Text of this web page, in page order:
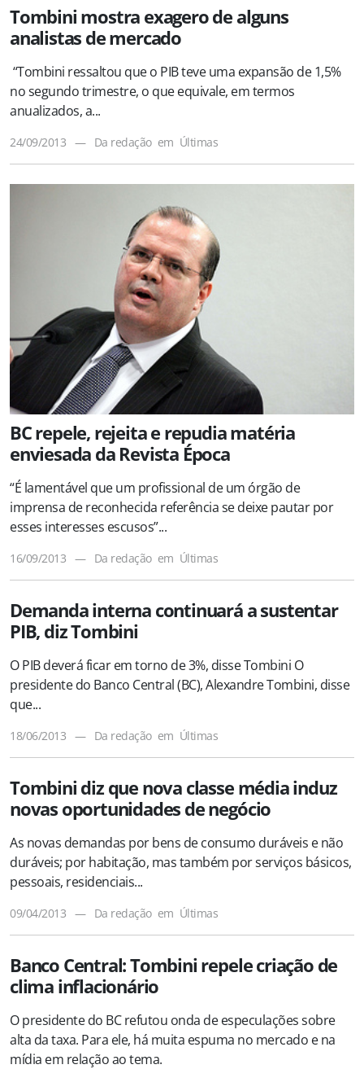
Tombini mostra exagero de alguns
analistas de mercado
“Tombini ressaltou que o PIB teve uma expansão de 1,5%
no segundo trimestre, o que equivale, em termos
anualizados, a...
24/09/2013 — Da redação em Últimas
BC repele, rejeita e repudia matéria
enviesada da Revista Época
“É lamentável que um profissional de um órgão de
imprensa de reconhecida referência se deixe pautar por
esses interesses escusos”...
16/09/2013 — Da redação em Últimas
Demanda interna continuará a sustentar
PIB, diz Tombini
O PIB deverá ficar em torno de 3%, disse Tombini O
presidente do Banco Central (BC), Alexandre Tombini, disse
que...
18/06/2013 — Da redação em Últimas
Tombini diz que nova classe média induz
novas oportunidades de negócio
As novas demandas por bens de consumo duráveis e não
duráveis; por habitação, mas também por serviços básicos,
pessoais, residenciais...
09/04/2013 — Da redação em Últimas
Banco Central: Tombini repele criação de
clima inflacionário
O presidente do BC refutou onda de especulações sobre
alta da taxa. Para ele, há muita espuma no mercado e na
mídia em relação ao tema.